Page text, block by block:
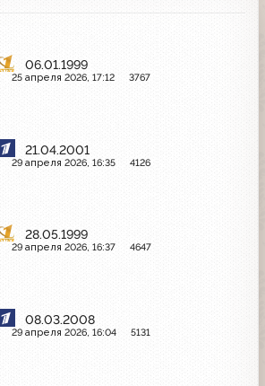
06.01.1999
25 апреля 2026, 17:12 3767
21.04.2001
29 апреля 2026, 16:35 4126
28.05.1999
29 апреля 2026, 16:37 4647
08.03.2008
29 апреля 2026, 16:04 5131